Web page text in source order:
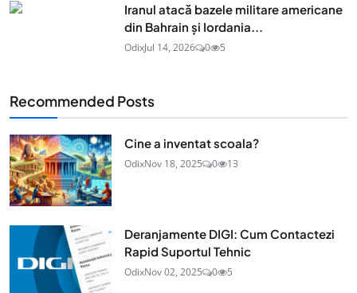
Iranul atacă bazele militare americane
din Bahrain și Iordania...
OdixJul 14, 2026 0 5
Recommended Posts
Cine a inventat scoala?
OdixNov 18, 2025 0 13
Deranjamente DIGI: Cum Contactezi
Rapid Suportul Tehnic
OdixNov 02, 2025 0 5